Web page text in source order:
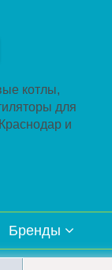
котлы,
для
и
Бренды